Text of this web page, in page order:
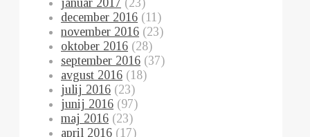
januar 2017 (23)
december 2016 (11)
november 2016 (23)
oktober 2016 (28)
september 2016 (37)
avgust 2016 (18)
julij 2016 (23)
junij 2016 (97)
maj 2016 (23)
april 2016 (17)